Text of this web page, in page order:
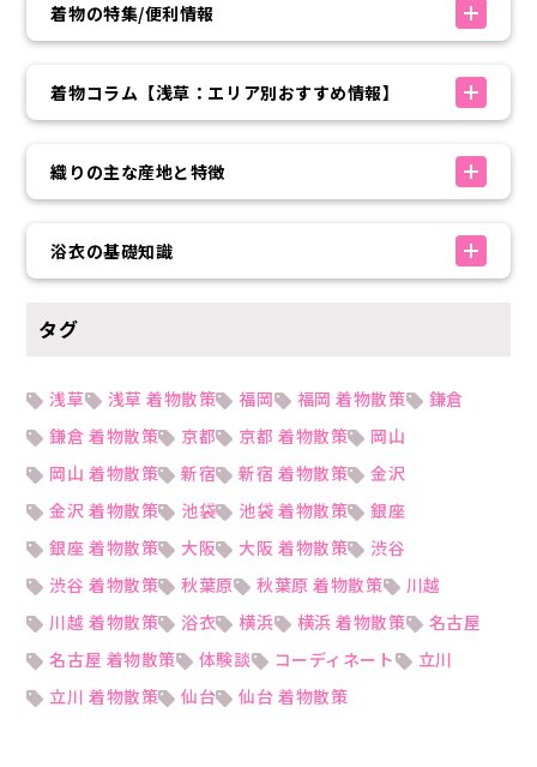
着物の特集/便利情報
着物コラム【浅草：エリア別おすすめ情報】
織りの主な産地と特徴
浴衣の基礎知識
タグ
浅草 浅草 着物散策 福岡 福岡 着物散策
鎌倉
鎌倉 着物散策
京都 京都 着物散策
岡山
岡山 着物散策
新宿 新宿 着物散策
金沢
金沢 着物散策
池袋 池袋 着物散策
銀座
銀座 着物散策
大阪 大阪 着物散策
渋谷
渋谷 着物散策
秋葉原 秋葉原 着物散策
川越
川越 着物散策
浴衣 横浜 横浜 着物散策
名古屋
名古屋 着物散策
体験談 コーディネート
立川
立川 着物散策
仙台 仙台 着物散策